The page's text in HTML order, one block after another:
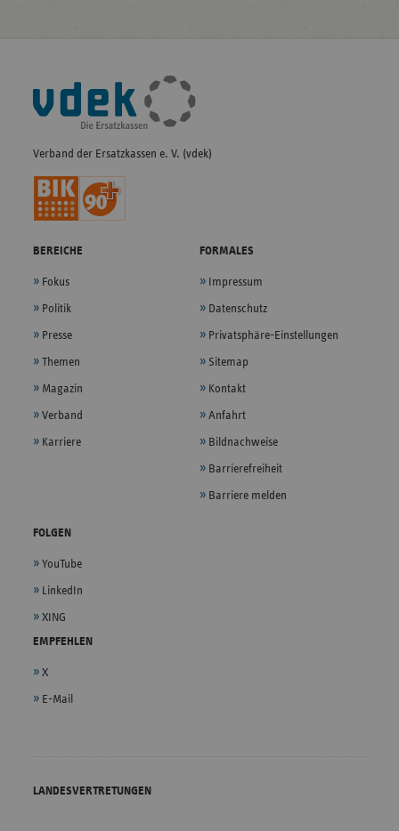
Fußleisten-
Navigation
Verband der Ersatzkassen e. V. (vdek)
BEREICHE
Fokus
Politik
Presse
Themen
Magazin
Verband
Karriere
FORMALES
Impressum
Datenschutz
Privatsphäre-Einstellungen
Sitemap
Kontakt
Anfahrt
Bildnachweise
Barrierefreiheit
Barriere melden
FOLGEN
YouTube
LinkedIn
XING
EMPFEHLEN
X
E-Mail
LANDESVERTRETUNGEN